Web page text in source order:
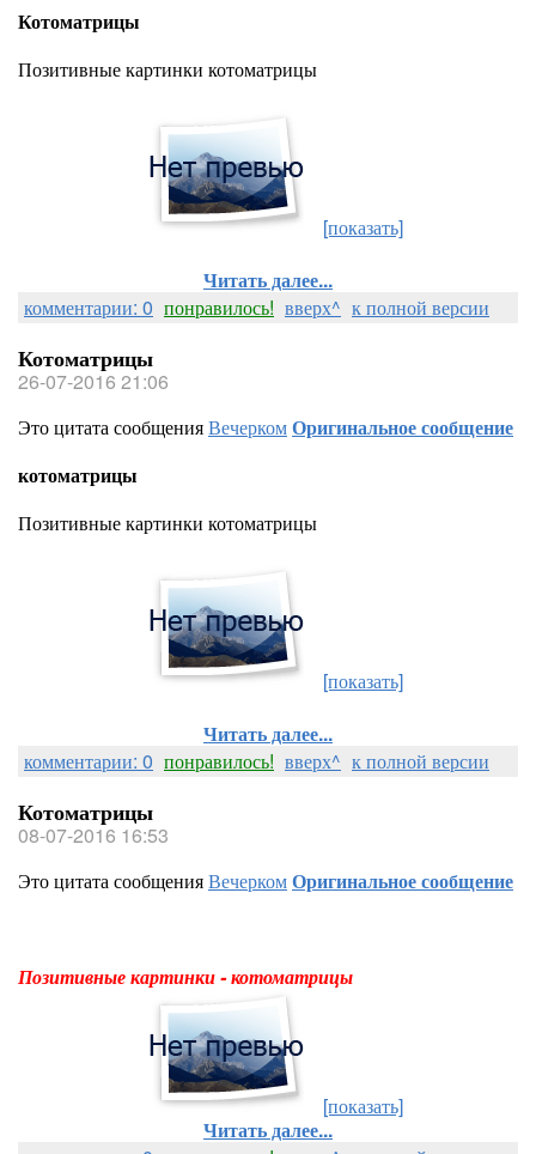
Котоматрицы
Позитивные картинки котоматрицы
[показать]
Читать далее...
комментарии: 0 понравилось! вверх^ к полной версии
Котоматрицы
26-07-2016 21:06
Это цитата сообщенияВечеркомОригинальное сообщение
котоматрицы
Позитивные картинки котоматрицы
[показать]
Читать далее...
комментарии: 0 понравилось! вверх^ к полной версии
Котоматрицы
08-07-2016 16:53
Это цитата сообщенияВечеркомОригинальное сообщение
Позитивные картинки - котоматрицы
[показать]
Читать далее...